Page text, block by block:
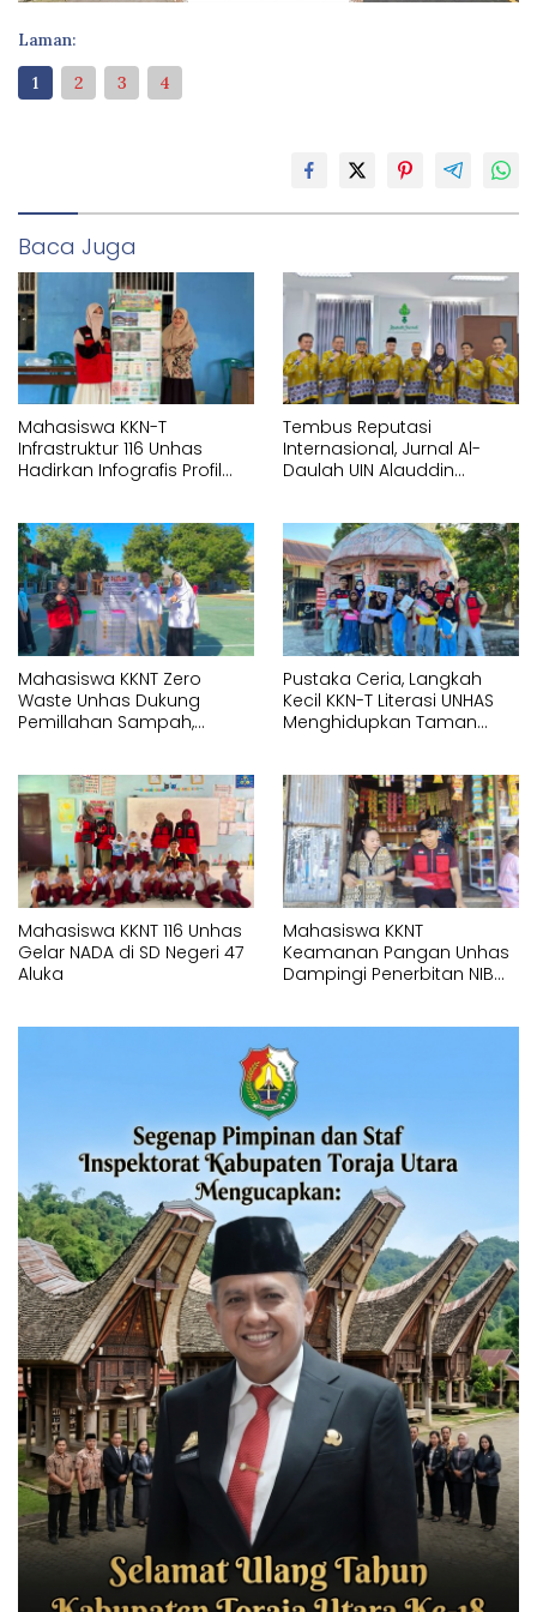
Laman:
1
2 3 4
Baca Juga
Mahasiswa KKN-T
Infrastruktur 116 Unhas
Hadirkan Infografis Profil
Tembus Reputasi
Internasional, Jurnal Al-
Daulah UIN Alauddin
Mahasiswa KKNT Zero
Waste Unhas Dukung
Pemillahan Sampah,
Pustaka Ceria, Langkah
Kecil KKN-T Literasi UNHAS
Menghidupkan Taman
Mahasiswa KKNT 116 Unhas
Gelar NADA di SD Negeri 47
Aluka
Mahasiswa KKNT
Keamanan Pangan Unhas
Dampingi Penerbitan NIB